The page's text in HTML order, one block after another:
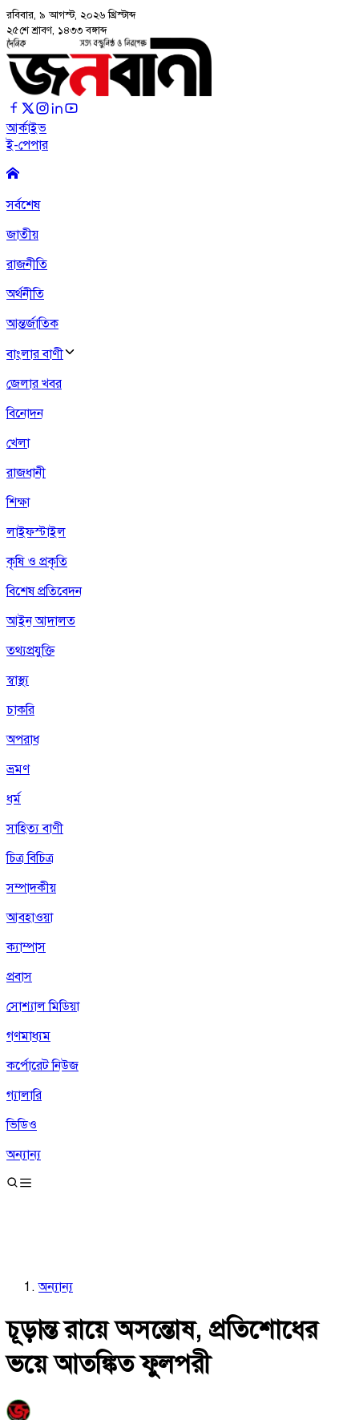
রবিবার, ৯ আগস্ট, ২০২৬ খ্রিস্টাব্দ
২৫শে শ্রাবণ, ১৪৩৩ বঙ্গাব্দ
আর্কাইভ
ই-পেপার
সর্বশেষ
জাতীয়
রাজনীতি
অর্থনীতি
আন্তর্জাতিক
বাংলার বাণী
জেলার খবর
বিনোদন
খেলা
রাজধানী
শিক্ষা
লাইফস্টাইল
কৃষি ও প্রকৃতি
বিশেষ প্রতিবেদন
আইন আদালত
তথ্যপ্রযুক্তি
স্বাস্থ্য
চাকরি
অপরাধ
ভ্রমণ
ধর্ম
সাহিত্য বাণী
চিত্র বিচিত্র
সম্পাদকীয়
আবহাওয়া
ক্যাম্পাস
প্রবাস
সোশ্যাল মিডিয়া
গণমাধ্যম
কর্পোরেট নিউজ
গ্যালারি
ভিডিও
অন্যান্য
অন্যান্য
চূড়ান্ত রায়ে অসন্তোষ, প্রতিশোধের
ভয়ে আতঙ্কিত ফুলপরী